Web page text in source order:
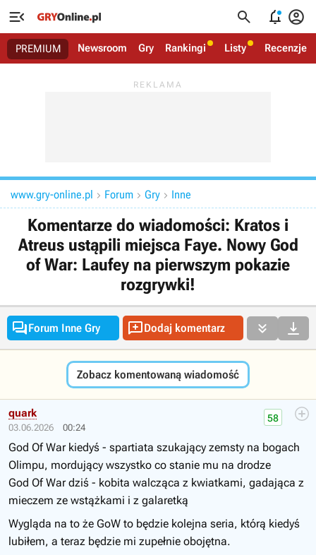
   
PREMIUM Newsroom Gry Rankingi Listy Recenzje
www.gry-online.pl  Forum  Gry  Inne
Komentarze do wiadomości: Kratos i
Atreus ustąpili miejsca Faye. Nowy God
of War: Laufey na pierwszym pokazie
rozgrywki!
Forum Inne Gry Dodaj komentarz  
Zobacz komentowaną wiadomość
03.06.2026 00:24
58
quark
God Of War kiedyś - spartiata szukający zemsty na bogach
Olimpu, mordujący wszystko co stanie mu na drodze
God Of War dziś - kobita walcząca z kwiatkami, gadająca z
mieczem ze wstążkami i z galaretką
Wygląda na to że GoW to będzie kolejna seria, którą kiedyś
lubiłem, a teraz będzie mi zupełnie obojętna.